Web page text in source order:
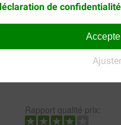
de confidentialité
Rapport qualité prix: